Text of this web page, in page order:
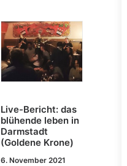
Live-Bericht: das
blühende leben in
Darmstadt
(Goldene Krone)
6. November 2021